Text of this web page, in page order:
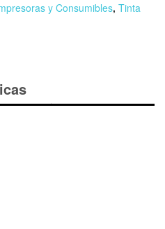
y Consumibles, Tinta